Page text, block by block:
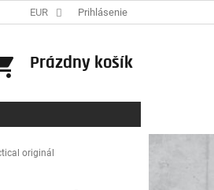
EUR Prihlásenie
NÁKUPNÝ
Prázdny košík
originál